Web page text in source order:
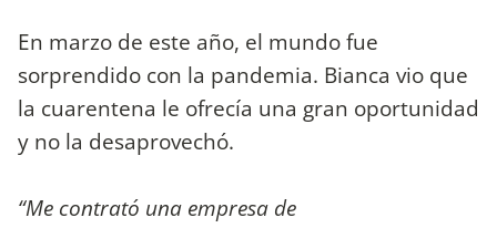
En marzo de este año, el mundo fue
sorprendido con la pandemia. Bianca vio que
la cuarentena le ofrecía una gran oportunidad
y no la desaprovechó.
“Me contrató una empresa de